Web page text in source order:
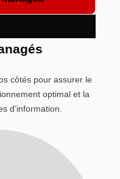
côtés pour assurer le
optimal et la
d’information.